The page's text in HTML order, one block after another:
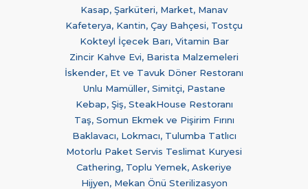
Kasap, Şarküteri, Market, Manav
Kafeterya, Kantin, Çay Bahçesi, Tostçu
Kokteyl İçecek Barı, Vitamin Bar
Zincir Kahve Evi, Barista Malzemeleri
İskender, Et ve Tavuk Döner Restoranı
Unlu Mamüller, Simitçi, Pastane
Kebap, Şiş, SteakHouse Restoranı
Taş, Somun Ekmek ve Pişirim Fırını
Baklavacı, Lokmacı, Tulumba Tatlıcı
Motorlu Paket Servis Teslimat Kuryesi
Cathering, Toplu Yemek, Askeriye
Hijyen, Mekan Önü Sterilizasyon